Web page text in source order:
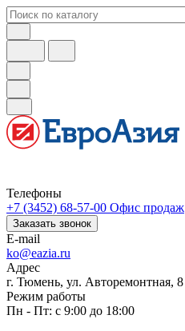
Телефоны
+7 (3452) 68-57-00 Офис продаж
Заказать звонок
E-mail
ko@eazia.ru
Адрес
г. Тюмень, ул. Авторемонтная, 8
Режим работы
Пн - Пт: с 9:00 до 18:00